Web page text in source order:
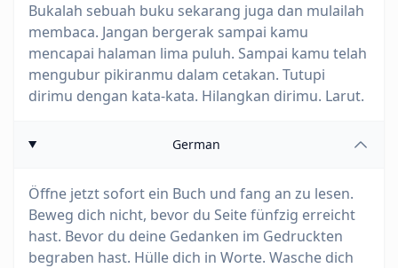
Bukalah sebuah buku sekarang juga dan mulailah
membaca. Jangan bergerak sampai kamu
mencapai halaman lima puluh. Sampai kamu telah
mengubur pikiranmu dalam cetakan. Tutupi
dirimu dengan kata-kata. Hilangkan dirimu. Larut.
German
Öffne jetzt sofort ein Buch und fang an zu lesen.
Beweg dich nicht, bevor du Seite fünfzig erreicht
hast. Bevor du deine Gedanken im Gedruckten
begraben hast. Hülle dich in Worte. Wasche dich